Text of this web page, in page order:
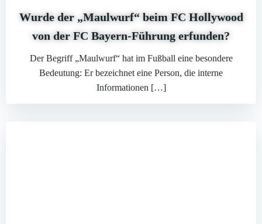
Wurde der „Maulwurf“ beim FC Hollywood
von der FC Bayern-Führung erfunden?
Der Begriff „Maulwurf“ hat im Fußball eine besondere
Bedeutung: Er bezeichnet eine Person, die interne
Informationen […]